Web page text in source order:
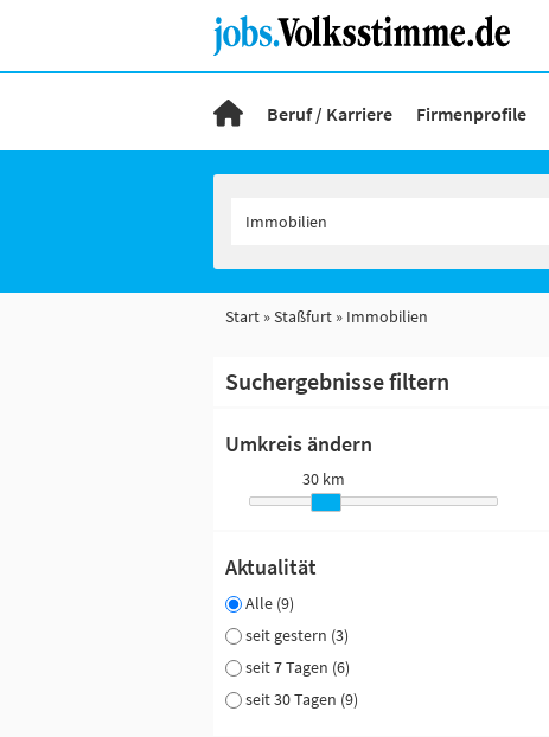
Beruf / Karriere Firmenprofile
Start Staßfurt Immobilien
Suchergebnisse filtern
Umkreis ändern
30 km
Aktualität
Alle (9)
seit gestern (3)
seit 7 Tagen (6)
seit 30 Tagen (9)